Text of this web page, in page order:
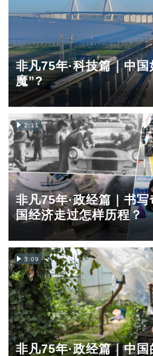
非凡75年·科技篇｜中
魔”?
2:11
非凡75年·政经篇｜书
国经济走过怎样历程？
3:09
非凡75年·政经篇｜中